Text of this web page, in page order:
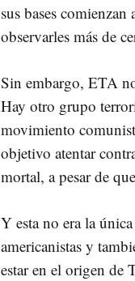
sus bases
observarles más de
Sin embargo, ETA
Hay otro grupo
movimiento
objetivo atentar
mortal, a pesar de
Y esta no era la
americanistas y
estar en el origen de